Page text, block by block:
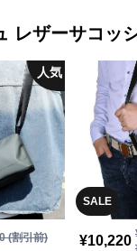
レザーサコッ
人気
(割引前)
SALE
¥10,220